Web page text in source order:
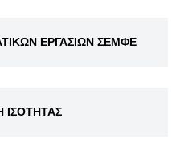
ΕΡΓΑΣΙΩΝ ΣΕΜΦΕ
ΙΣΟΤΗΤΑΣ